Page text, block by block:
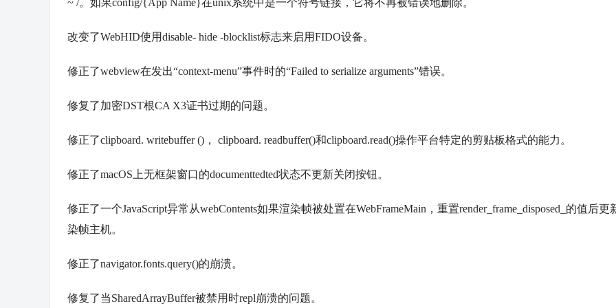
~ /。如果config/{App Name}在unix系统中是一个符号链接，它将不再被错误地删除。
改变了WebHID使用disable- hide -blocklist标志来启用FIDO设备。
修正了webview在发出“context-menu”事件时的“Failed to serialize arguments”错误。
修复了加密DST根CA X3证书过期的问题。
修正了clipboard. writebuffer ()， clipboard. readbuffer()和clipboard.read()操作平台特定的剪贴板格式的能力。
修正了macOS上无框架窗口的documenttedted状态不更新关闭按钮。
修正了一个JavaScript异常从webContents如果渲染帧被处置在WebFrameMain，重置render_frame_disposed_的值后更
染帧主机。
修正了navigator.fonts.query()的崩溃。
修复了当SharedArrayBuffer被禁用时repl崩溃的问题。